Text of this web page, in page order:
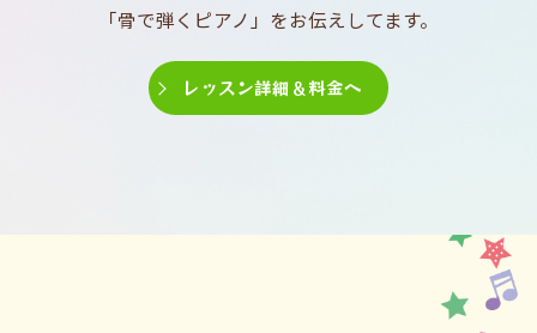
「骨で弾くピアノ」をお伝えしてます。
レッスン詳細＆料金へ